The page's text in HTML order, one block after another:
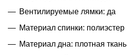
Вентилируемые лямки: да
Материал спинки: полиэстер
Материал дна: плотная ткань